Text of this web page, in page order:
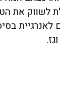
לשווק את
לאנרגיית